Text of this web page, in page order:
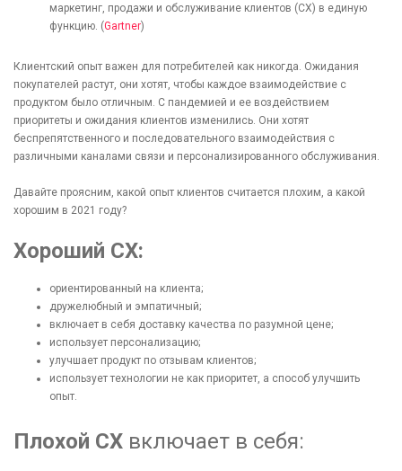
маркетинг, продажи и обслуживание клиентов (CX) в единую
функцию. (Gartner)
Клиентский опыт важен для потребителей как никогда. Ожидания
покупателей растут, они хотят, чтобы каждое взаимодействие с
продуктом было отличным. С пандемией и ее воздействием
приоритеты и ожидания клиентов изменились. Они хотят
беспрепятственного и последовательного взаимодействия с
различными каналами связи и персонализированного обслуживания.
Давайте проясним, какой опыт клиентов считается плохим, а какой
хорошим в 2021 году?
Хороший CX:
ориентированный на клиента;
дружелюбный и эмпатичный;
включает в себя доставку качества по разумной цене;
использует персонализацию;
улучшает продукт по отзывам клиентов;
использует технологии не как приоритет, а способ улучшить
опыт.
Плохой CX включает в себя: